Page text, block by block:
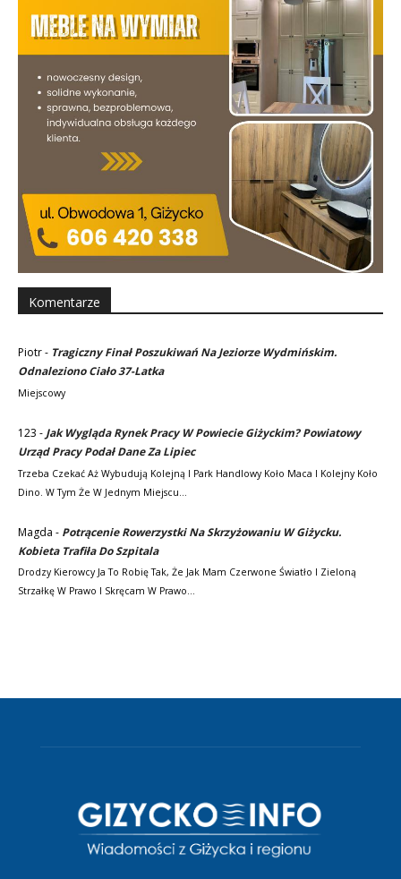
Komentarze
Piotr- Tragiczny Finał Poszukiwań Na Jeziorze Wydmińskim.
Odnaleziono Ciało 37-Latka
Miejscowy
123 - Jak Wygląda Rynek Pracy W Powiecie Giżyckim? Powiatowy
Urząd Pracy Podał Dane Za Lipiec
Trzeba Czekać Aż Wybudują Kolejną I Park Handlowy Koło Maca I Kolejny Koło
Dino. W Tym Że W Jednym Miejscu…
Magda - Potrącenie Rowerzystki Na Skrzyżowaniu W Giżycku.
Kobieta Trafiła Do Szpitala
Drodzy Kierowcy Ja To Robię Tak, Że Jak Mam Czerwone Światło I Zieloną
Strzałkę W Prawo I Skręcam W Prawo…